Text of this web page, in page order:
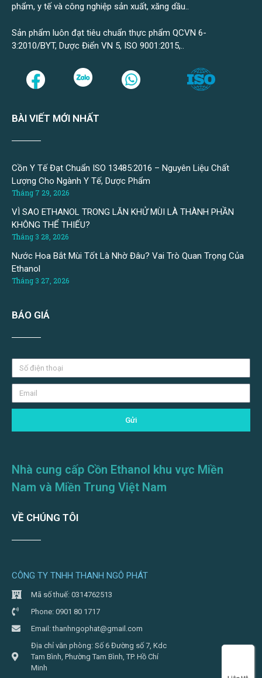
phẩm, y tế và công nghiệp sản xuất, xăng dầu..
Sản phẩm luôn đạt tiêu chuẩn thực phẩm QCVN 6-
3:2010/BYT, Dược Điển VN 5, ISO 9001:2015,..
BÀI VIẾT MỚI NHẤT
Cồn Y Tế Đạt Chuẩn ISO 13485:2016 – Nguyên Liệu Chất
Lượng Cho Ngành Y Tế, Dược Phẩm
Tháng 7 29, 2026
VÌ SAO ETHANOL TRONG LĂN KHỬ MÙI LÀ THÀNH PHẦN
KHÔNG THỂ THIẾU?
Tháng 3 28, 2026
Nước Hoa Bắt Mùi Tốt Là Nhờ Đâu? Vai Trò Quan Trọng Của
Ethanol
Tháng 3 27, 2026
BÁO GIÁ
Gửi
Nhà cung cấp Cồn Ethanol khu vực Miền
Nam và Miền Trung Việt Nam
VỀ CHÚNG TÔI
CÔNG TY TNHH THANH NGÔ PHÁT
Mã số thuế: 0314762513
Phone: 0901 80 1717
Email: thanhngophat@gmail.com
Địa chỉ văn phòng: Số 6 Đường số 7, Kdc
Tam Bình, Phường Tam Bình, TP. Hồ Chí
Minh